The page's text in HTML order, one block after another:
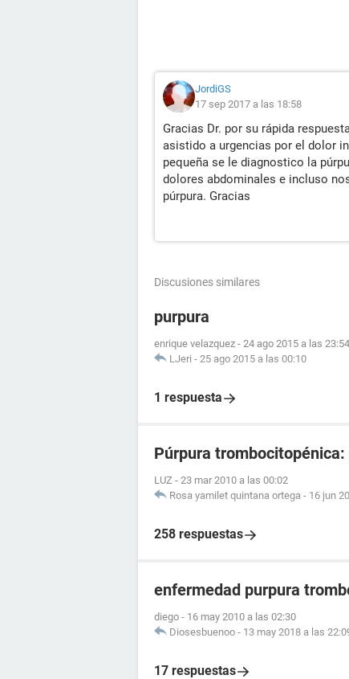
JordiGS
17 sep 2017 a las 18:58
Gracias Dr. por su rápida
asistido a urgencias por el dolor
pequeña se le diagnostico la
dolores abdominales e incluso
púrpura. Gracias
Discusiones similares
purpura
enrique velazquez - 24 ago 2015 a las 23:54
LJeri - 25 ago 2015 a las 00:10
1 respuesta
Púrpura trombocitopénica:
LUZ - 23 mar 2010 a las 00:02
Rosa yamilet quintana ortega - 16 jun
258 respuestas
enfermedad purpura
diego - 16 may 2010 a las 02:30
Diosesbuenoo - 13 may 2018 a las
17 respuestas